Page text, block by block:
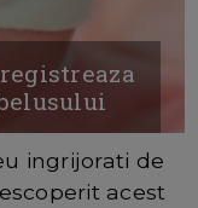
ingrijorati de
acest